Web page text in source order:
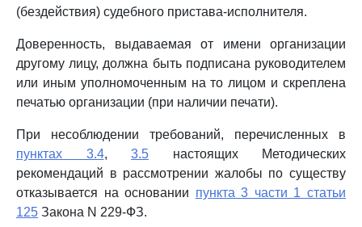
(бездействия) судебного пристава-исполнителя.
Доверенность, выдаваемая от имени организации
другому лицу, должна быть подписана руководителем
или иным уполномоченным на то лицом и скреплена
печатью организации (при наличии печати).
При несоблюдении требований, перечисленных в
пунктах 3.4, 3.5 настоящих Методических
рекомендаций в рассмотрении жалобы по существу
отказывается на основании пункта 3 части 1 статьи
125 Закона N 229-ФЗ.